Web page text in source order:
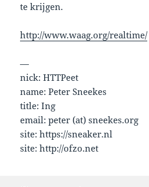
te krijgen.
http://www.waag.org/realtime/
—
nick: HTTPeet
name: Peter Sneekes
title: Ing
email: peter (at) sneekes.org
site: https://sneaker.nl
site: http://ofzo.net